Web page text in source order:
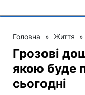
Головна » Життя »
Грозові
якою буде
сьогодні